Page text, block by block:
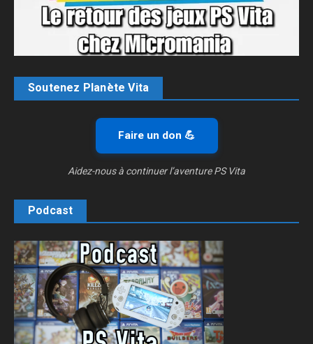
Soutenez Planète Vita
Faire un don 💪
Aidez-nous à continuer l’aventure PS Vita
Podcast